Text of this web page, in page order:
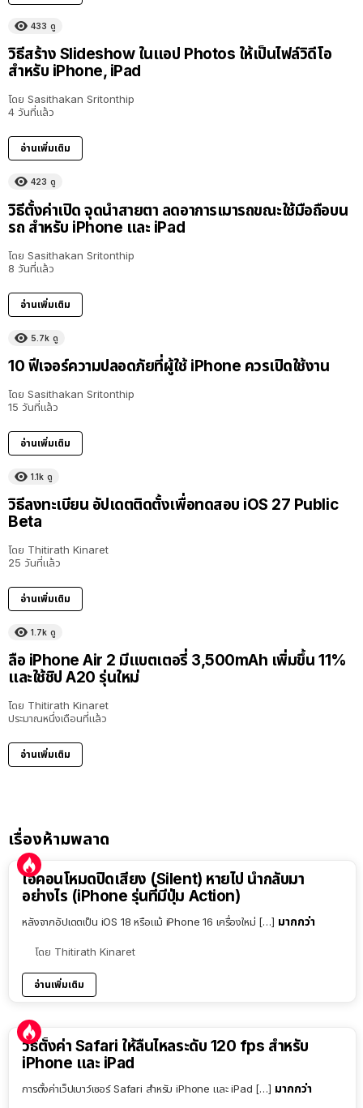
433 ดู
วิธีสร้าง Slideshow ในแอป Photos ให้เป็นไฟล์วิดีโอ
สำหรับ iPhone, iPad
โดย Sasithakan Sritonthip
4 วันที่แล้ว
อ่านเพิ่มเติม
423 ดู
วิธีตั้งค่าเปิด จุดนำสายตา ลดอาการเมารถขณะใช้มือถือบน
รถ สำหรับ iPhone และ iPad
โดย Sasithakan Sritonthip
8 วันที่แล้ว
อ่านเพิ่มเติม
5.7k ดู
10 ฟีเจอร์ความปลอดภัยที่ผู้ใช้ iPhone ควรเปิดใช้งาน
โดย Sasithakan Sritonthip
15 วันที่แล้ว
อ่านเพิ่มเติม
1.1k ดู
วิธีลงทะเบียน อัปเดตติดตั้งเพื่อทดสอบ iOS 27 Public
Beta
โดย Thitirath Kinaret
25 วันที่แล้ว
อ่านเพิ่มเติม
1.7k ดู
ลือ iPhone Air 2 มีแบตเตอรี่ 3,500mAh เพิ่มขึ้น 11%
และใช้ชิป A20 รุ่นใหม่
โดย Thitirath Kinaret
ประมาณหนึ่งเดือนที่แล้ว
อ่านเพิ่มเติม
เรื่องห้ามพลาด
ไอคอนโหมดปิดเสียง (Silent) หายไป นำกลับมา
อย่างไร (iPhone รุ่นที่มีปุ่ม Action)
หลังจากอัปเดตเป็น iOS 18 หรือแม้ iPhone 16 เครื่องใหม่ […] มากกว่า
โดย Thitirath Kinaret
อ่านเพิ่มเติม
วิธีตั้งค่า Safari ให้ลื่นไหลระดับ 120 fps สำหรับ
iPhone และ iPad
การตั้งค่าเว็ปเบาว์เซอร์ Safari สำหรับ iPhone และ iPad […] มากกว่า